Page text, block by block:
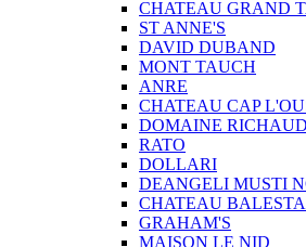
CHATEAU GRAND
ST ANNE'S
DAVID DUBAND
MONT TAUCH
ANRE
CHATEAU CAP
DOMAINE RICHAUD
RATO
DOLLARI
DEANGELI MUSTI
CHATEAU
GRAHAM'S
MAISON LE NID